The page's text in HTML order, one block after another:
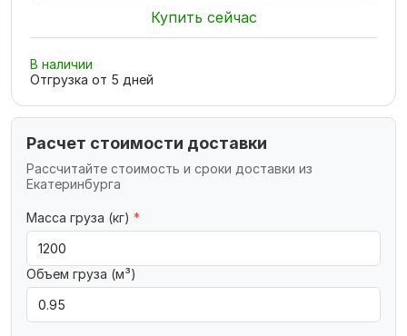
Купить сейчас
В наличии
Отгрузка от 5 дней
Расчет стоимости доставки
Рассчитайте стоимость и сроки доставки из
Екатеринбурга
Масса груза (кг) *
Объем груза (м³)